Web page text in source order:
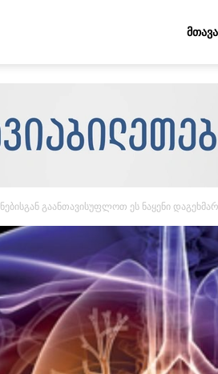
გაანთავისუფლოთ ეს ნაყენი